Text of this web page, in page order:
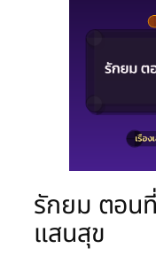
รักยม ตอน
แสนสุข